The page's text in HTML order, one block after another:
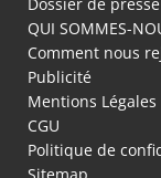
QUI SOMMES-
Comment nous
Publicité
Mentions Légales
CGU
Politique de